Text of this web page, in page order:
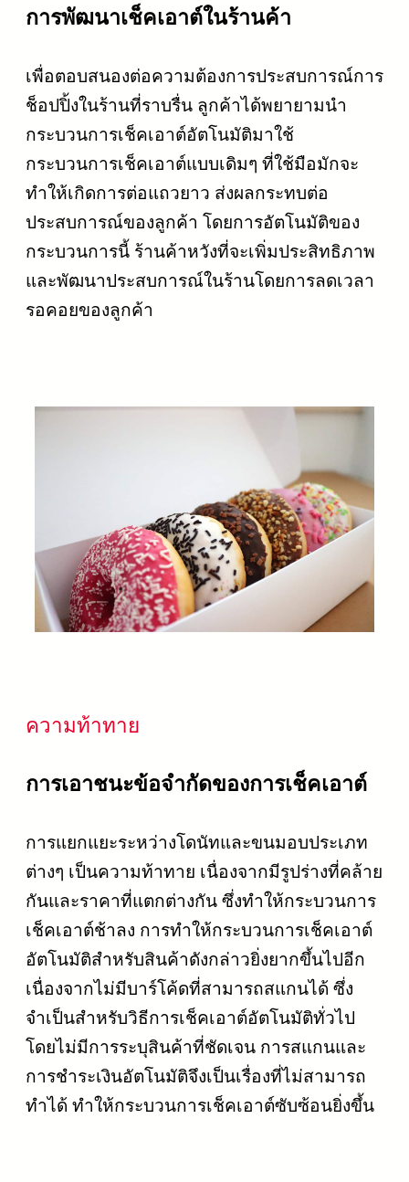
การพัฒนาเช็คเอาต์ในร้านค้า
เพื่อตอบสนองต่อความต้องการประสบการณ์การ
ช็อปปิ้งในร้านที่ราบรื่น ลูกค้าได้พยายามนำ
กระบวนการเช็คเอาต์อัตโนมัติมาใช้
กระบวนการเช็คเอาต์แบบเดิมๆ ที่ใช้มือมักจะ
ทำให้เกิดการต่อแถวยาว ส่งผลกระทบต่อ
ประสบการณ์ของลูกค้า โดยการอัตโนมัติของ
กระบวนการนี้ ร้านค้าหวังที่จะเพิ่มประสิทธิภาพ
และพัฒนาประสบการณ์ในร้านโดยการลดเวลา
รอคอยของลูกค้า
ความท้าทาย
การเอาชนะข้อจำกัดของการเช็คเอาต์
การแยกแยะระหว่างโดนัทและขนมอบประเภท
ต่างๆ เป็นความท้าทาย เนื่องจากมีรูปร่างที่คล้าย
กันและราคาที่แตกต่างกัน ซึ่งทำให้กระบวนการ
เช็คเอาต์ช้าลง การทำให้กระบวนการเช็คเอาต์
อัตโนมัติสำหรับสินค้าดังกล่าวยิ่งยากขึ้นไปอีก
เนื่องจากไม่มีบาร์โค้ดที่สามารถสแกนได้ ซึ่ง
จำเป็นสำหรับวิธีการเช็คเอาต์อัตโนมัติทั่วไป
โดยไม่มีการระบุสินค้าที่ชัดเจน การสแกนและ
การชำระเงินอัตโนมัติจึงเป็นเรื่องที่ไม่สามารถ
ทำได้ ทำให้กระบวนการเช็คเอาต์ซับซ้อนยิ่งขึ้น